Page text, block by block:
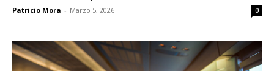
Patricio Mora - Marzo 5, 2026 0